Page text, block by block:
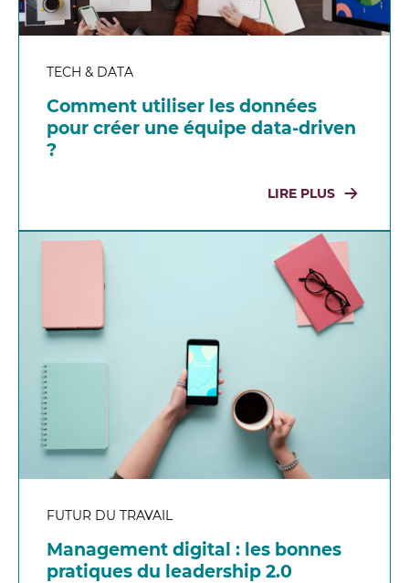
TECH & DATA
Comment utiliser les données
pour créer une équipe data-driven
?
LIRE PLUS
FUTUR DU TRAVAIL
Management digital : les bonnes
pratiques du leadership 2.0